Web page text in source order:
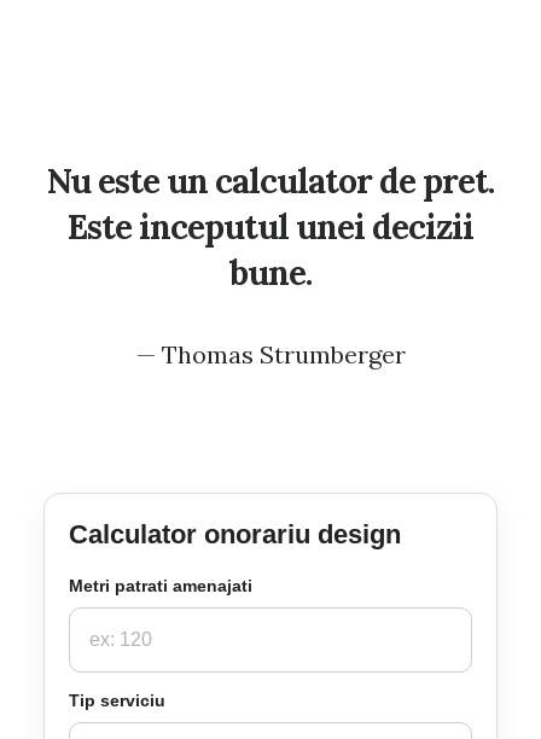
Nu este un calculator de pret.
Este inceputul unei decizii
bune.
— Thomas Strumberger
Calculator onorariu design
Metri patrati amenajati
Tip serviciu